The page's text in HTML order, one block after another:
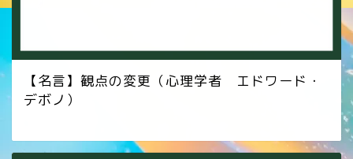
【名言】観点の変更（心理学者 エドワード・
デボノ）